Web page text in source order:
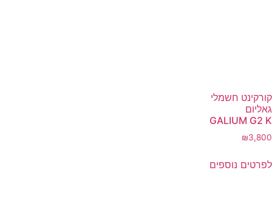
קורקינט חשמלי
גאליום
GALIUM G2 K
₪3,800
לפרטים נוספים